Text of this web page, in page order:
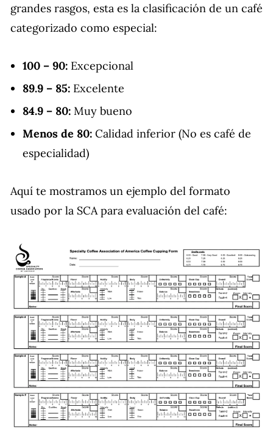
grandes rasgos, esta es la clasificación de un café
categorizado como especial:
100 – 90: Excepcional
89.9 – 85: Excelente
84.9 – 80: Muy bueno
Menos de 80: Calidad inferior (No es café de
especialidad)
Aquí te mostramos un ejemplo del formato
usado por la SCA para evaluación del café: